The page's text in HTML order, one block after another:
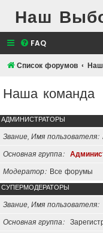
Наш
FAQ
Список форумов
Наша команда
АДМИНИСТРАТОРЫ
Звание, Имя пользователя
Основная группа
Модератор Все форумы
СУПЕРМОДЕРАТОРЫ
Звание, Имя пользователя
Основная группа